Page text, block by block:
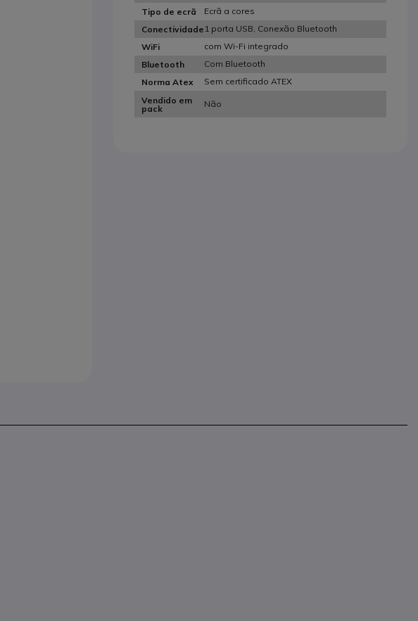
Tipo de ecrã
Ecrã a cores
Conectividade 1 porta USB, Conexão Bluetooth
WiFi
com Wi-Fi integrado
Bluetooth
Com Bluetooth
Norma Atex
Sem certificado ATEX
Vendido em
pack
Não